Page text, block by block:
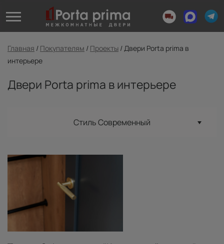
Главная / Покупателям / Проекты /Двери Porta prima в
интерьере
Двери Porta prima в интерьере
Стиль Современный